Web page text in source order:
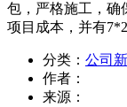
包，严格施工，确
项目成本，并有
分类： 公司
作者：
来源：